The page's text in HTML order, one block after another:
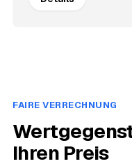
FAIRE VERRECHNUNG
Ihren Preis